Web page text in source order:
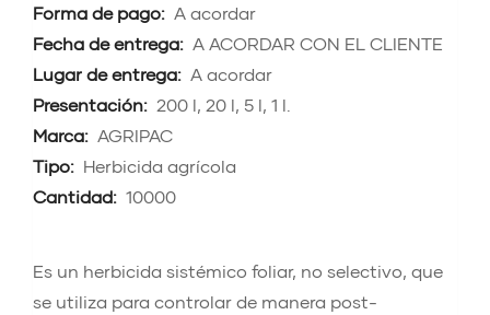
Forma de pago: A acordar
Fecha de entrega: A ACORDAR CON EL CLIENTE
Lugar de entrega: A acordar
Presentación: 200 l, 20 l, 5 l, 1 l.
Marca: AGRIPAC
Tipo: Herbicida agrícola
Cantidad: 10000
Es un herbicida sistémico foliar, no selectivo, que
se utiliza para controlar de manera post-